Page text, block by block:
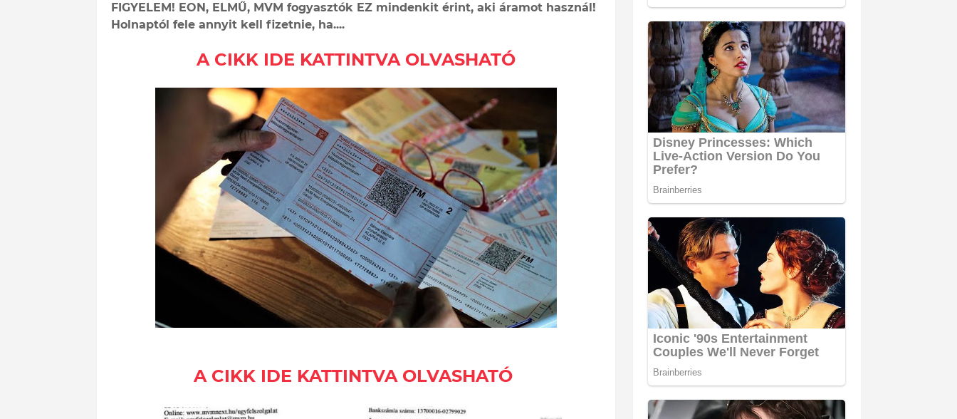
FIGYELEM! EON, ELMŰ, MVM fogyasztók EZ mindenkit érint, aki áramot használ!
Holnaptól fele annyit kell fizetnie, ha....
A CIKK IDE KATTINTVA OLVASHATÓ
A CIKK IDE KATTINTVA OLVASHATÓ